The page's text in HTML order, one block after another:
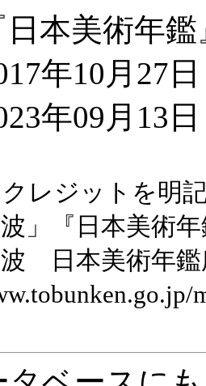
本美術年鑑
年10月27日
年09月13
レジットを明
」『日本美術
日本美術年鑑